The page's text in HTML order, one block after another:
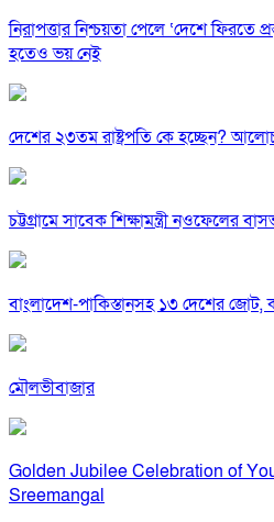
নিরাপত্তার নিশ্চয়তা পেলে ‘দেশে ফিরতে
হতেও ভয় নেই
দেশের ২৩তম রাষ্ট্রপতি কে হচ্ছেন?
চট্টগ্রামে সাবেক শিক্ষামন্ত্রী নওফেলের
বাংলাদেশ-পাকিস্তানসহ ১৩ দেশের
মৌলভীবাজার
Golden Jubilee Celebration of
Sreemangal